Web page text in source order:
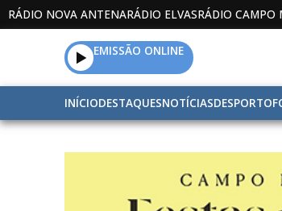
RÁDIO NOVA ANTENARÁDIO ELVASRÁDIO CAMPO
EMISSÃO ONLINE
INÍCIODESTAQUESNOTÍCIASDESPORTO